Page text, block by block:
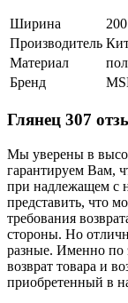
Ширина
Производитель
Материал
Бренд
Глянец 307
Мы уверены в
гарантируем Вам,
при надлежащем с
представить, что
требования
стороны. Но
разные. Именно по
возврат товара и
приобретенный в